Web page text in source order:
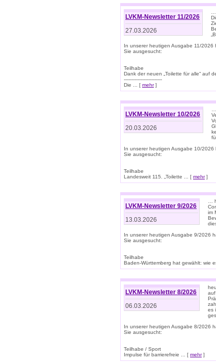
LVKM-Newsletter 11/2026
27.03.2026
In unserer heutigen Ausgabe 11/
Sie ausgesucht:
Teilhabe
Dank der neuen „Toilette für alle“ auf
-------------------------
Die ... [ mehr]
LVKM-Newsletter 10/2026
20.03.2026
In unserer heutigen Ausgabe 10/
Sie ausgesucht:
Teilhabe
Landesweit 115. „Toilette ... [ mehr]
LVKM-Newsletter 9/2026
13.03.2026
…
im
In unserer heutigen Ausgabe 9/2026
Sie ausgesucht:
Teilhabe
Baden-Württemberg hat gewählt: wie
LVKM-Newsletter 8/2026
06.03.2026
es
In unserer heutigen Ausgabe 8/2026
Sie ausgesucht:
Teilhabe / Sport
Impulse für barrierefreie ... [ mehr]